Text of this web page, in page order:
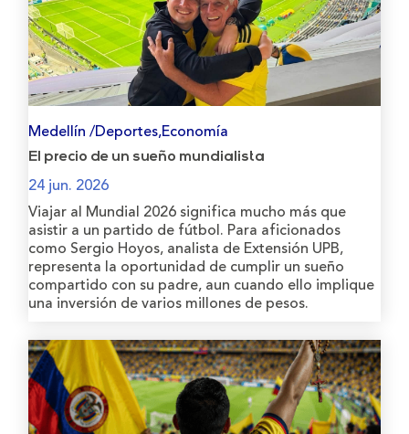
Medellín /Deportes,Economía
El precio de un sueño mundialista
24 jun. 2026
Viajar al Mundial 2026 significa mucho más que
asistir a un partido de fútbol. Para aficionados
como Sergio Hoyos, analista de Extensión UPB,
representa la oportunidad de cumplir un sueño
compartido con su padre, aun cuando ello implique
una inversión de varios millones de pesos.